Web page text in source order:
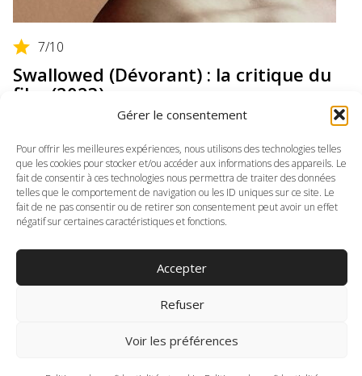
Gérer le consentement
Pour offrir les meilleures expériences, nous utilisons des technologies telles
que les cookies pour stocker et/ou accéder aux informations des appareils. Le
fait de consentir à ces technologies nous permettra de traiter des données
telles que le comportement de navigation ou les ID uniques sur ce site. Le
fait de ne pas consentir ou de retirer son consentement peut avoir un effet
négatif sur certaines caractéristiques et fonctions.
Accepter
Refuser
Voir les préférences
7/10
Swallowed (Dévorant) : la critique du
film (2023)
1 2 3 … 11